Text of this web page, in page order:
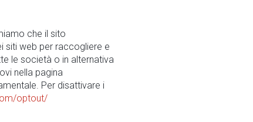
che il sito
siti web per raccogliere e
le società o in alternativa
nella pagina
Per disattivare i
optout/